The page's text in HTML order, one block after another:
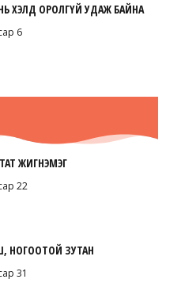
ХЭЛД ОРОЛГҮЙ УДАЖ БАЙНА
6
ЖИГНЭМЭГ
22
НОГООТОЙ ЗУТАН
31